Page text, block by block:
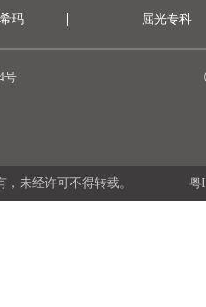
玛 屈光专科
号
未经许可不得转载。 粤